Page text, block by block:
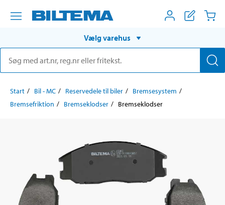
Vælg varehus
Start Bil - MC Reservedele til biler
Bremsesystem
Bremsefriktion
Bremseklodser Bremseklodser